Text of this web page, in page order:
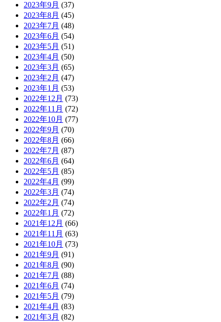
2023年9月 (37)
2023年8月 (45)
2023年7月 (48)
2023年6月 (54)
2023年5月 (51)
2023年4月 (50)
2023年3月 (65)
2023年2月 (47)
2023年1月 (53)
2022年12月 (73)
2022年11月 (72)
2022年10月 (77)
2022年9月 (70)
2022年8月 (66)
2022年7月 (87)
2022年6月 (64)
2022年5月 (85)
2022年4月 (99)
2022年3月 (74)
2022年2月 (74)
2022年1月 (72)
2021年12月 (66)
2021年11月 (63)
2021年10月 (73)
2021年9月 (91)
2021年8月 (90)
2021年7月 (88)
2021年6月 (74)
2021年5月 (79)
2021年4月 (83)
2021年3月 (82)